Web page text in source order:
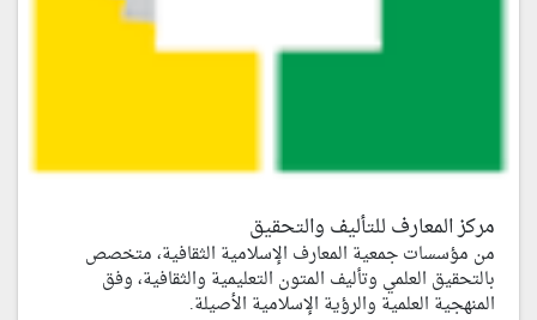
مركز المعارف للتأليف والتحقيق
من مؤسسات جمعية المعارف الإسلامية الثقافية، متخصص
بالتحقيق العلمي وتأليف المتون التعليمية والثقافية، وفق
المنهجية العلمية والرؤية الإسلامية الأصيلة.